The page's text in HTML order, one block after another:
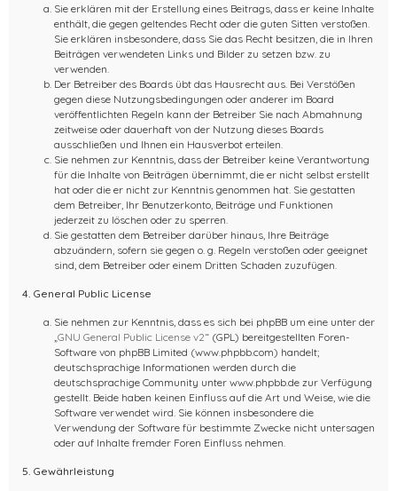
Sie erklären mit der Erstellung eines Beitrags, dass er keine Inhalte
enthält, die gegen geltendes Recht oder die guten Sitten verstoßen.
Sie erklären insbesondere, dass Sie das Recht besitzen, die in Ihren
Beiträgen verwendeten Links und Bilder zu setzen bzw. zu
verwenden.
Der Betreiber des Boards übt das Hausrecht aus. Bei Verstößen
gegen diese Nutzungsbedingungen oder anderer im Board
veröffentlichten Regeln kann der Betreiber Sie nach Abmahnung
zeitweise oder dauerhaft von der Nutzung dieses Boards
ausschließen und Ihnen ein Hausverbot erteilen.
Sie nehmen zur Kenntnis, dass der Betreiber keine Verantwortung
für die Inhalte von Beiträgen übernimmt, die er nicht selbst erstellt
hat oder die er nicht zur Kenntnis genommen hat. Sie gestatten
dem Betreiber, Ihr Benutzerkonto, Beiträge und Funktionen
jederzeit zu löschen oder zu sperren.
Sie gestatten dem Betreiber darüber hinaus, Ihre Beiträge
abzuändern, sofern sie gegen o. g. Regeln verstoßen oder geeignet
sind, dem Betreiber oder einem Dritten Schaden zuzufügen.
4. General Public License
Sie nehmen zur Kenntnis, dass es sich bei phpBB um eine unter der
GNU General Public License v2“ (GPL) bereitgestellten Foren-
Software von phpBB Limited (www.phpbb.com) handelt;
deutschsprachige Informationen werden durch die
deutschsprachige Community unter www.phpbb.de zur Verfügung
gestellt. Beide haben keinen Einfluss auf die Art und Weise, wie die
Software verwendet wird. Sie können insbesondere die
Verwendung der Software für bestimmte Zwecke nicht untersagen
oder auf Inhalte fremder Foren Einfluss nehmen.
5. Gewährleistung